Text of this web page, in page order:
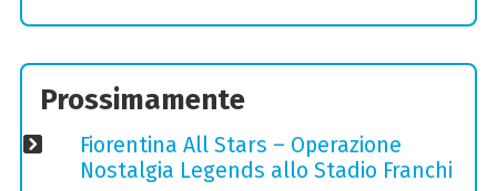
Prossimamente
Fiorentina All Stars – Operazione
Nostalgia Legends allo Stadio Franchi